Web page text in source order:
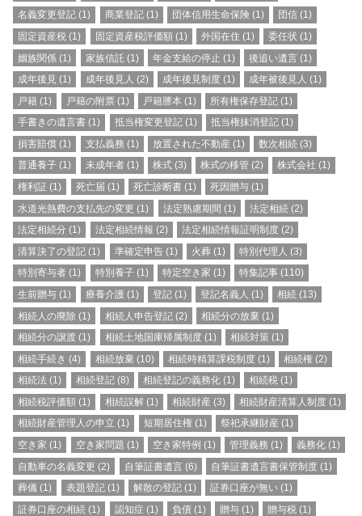
名義変更登記 (1) 商業登記(1) 団体信用生命保険 (1) 団信 (1)
固定資産税 (1) 固定資産税評価額(1) 外国在住 (1) 委任状 (1)
姻族関係 (1) 家族信託 (1) 年金支給の停止 (1) 後追い遺言 (1)
成年後見 (1) 成年後見人 (2) 成年後見制度(1) 成年被後見人 (1)
戸籍 (1) 戸籍の附票(1) 戸籍謄本 (1) 所有権保存登記 (1)
手書きの遺言書 (1) 抵当権変更登記(1) 抵当権抹消登記(1)
損害賠償 (1) 支払義務 (1) 放置された不動産(1) 数次相続 (3)
普通養子 (1) 未成年者(1) 株式(3) 株式の移管 (2) 株式会社 (1)
権利証 (1) 死亡届 (1) 死亡診断書(1) 死因贈与 (1)
水道光熱費の支払先の変更 (1) 法定熟慮期間 (1) 法定相続(2)
法定相続分 (1) 法定相続情報 (2) 法定相続情報証明制度(2)
清算決了の登記 (1) 準確定申告(1) 火葬(1) 特別代理人 (3)
特別寄与者 (1) 特別養子(1) 特定空き家 (1) 特集記事 (110)
生前贈与 (1) 療養介護 (1) 登記(1) 登記名義人 (1) 相続 (13)
相続人の廃除 (1) 相続人申告登記(2) 相続分の放棄 (1)
相続分の譲渡 (1) 相続土地国庫帰属制度(1) 相続対策(1)
相続手続き (4) 相続放棄 (10) 相続時精算課税制度(1) 相続権 (2)
相続法 (1) 相続登記(8) 相続登記の義務化(1) 相続税 (1)
相続税評価額 (1) 相続誤解(1) 相続財産(3) 相続財産清算人制度 (1)
相続財産管理人の申立 (1) 短期居住権(1) 祭祀承継財産(1)
空き家 (1) 空き家問題 (1) 空き家特例 (1) 管理義務 (1) 義務化 (1)
自動車の名義変更 (2) 自筆証書遺言(6) 自筆証書遺言書保管制度(1)
葬儀 (1) 表題登記(1) 解散の登記(1) 証券口座が無い (1)
証券口座の相続 (1) 認知症 (1) 負債 (1) 贈与 (1) 贈与税 (1)